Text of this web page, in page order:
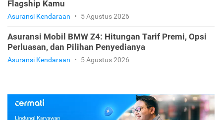
Flagship Kamu
Asuransi Kendaraan • 5 Agustus 2026
Asuransi Mobil BMW Z4: Hitungan Tarif Premi, Opsi
Perluasan, dan Pilihan Penyedianya
Asuransi Kendaraan • 5 Agustus 2026